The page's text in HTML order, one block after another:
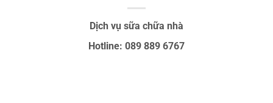
Dịch vụ sữa chữa nhà
Hotline: 089 889 6767